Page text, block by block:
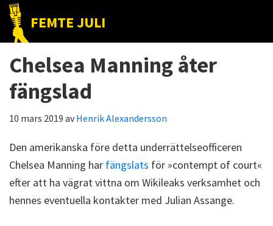
Hoppa
huvudnavigering
Hoppa
huvudinnehåll
Hoppa
det
primära
sidofältet
FEMTE JULI
Nätet
till
folket!
Chelsea Manning åter
fängslad
10 mars 2019 avHenrik Alexandersson
Den amerikanska före detta underrättelseofficeren
Chelsea Manning har fängslats för »contempt of court«
efter att ha vägrat vittna om Wikileaks verksamhet och
hennes eventuella kontakter med Julian Assange.